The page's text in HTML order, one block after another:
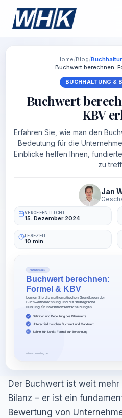
Home/Blog/
Buchwert berechnen:
BUCHHALTUNG &
Buchwert
KBV
Erfahren Sie, wie man den
Bedeutung für die
Einblicke helfen Ihnen,
zu
Jan
VERÖFFENTLICHT
15. Dezember 2024
LESEZEIT
10 min
Der Buchwert ist weit
Bilanz – er ist ein
Bewertung von